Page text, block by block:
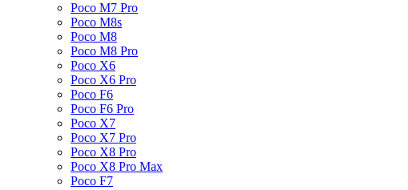
Poco M7 Pro
Poco M8s
Poco M8
Poco M8 Pro
Poco X6
Poco X6 Pro
Poco F6
Poco F6 Pro
Poco X7
Poco X7 Pro
Poco X8 Pro
Poco X8 Pro Max
Poco F7